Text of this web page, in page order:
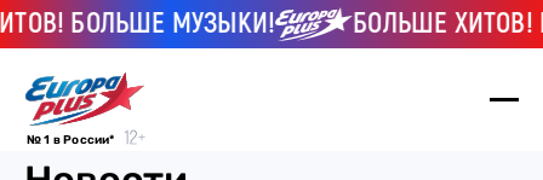
БОЛЬШЕ МУЗЫКИ! БОЛЬШЕ ХИТОВ!
№ 1 в России*